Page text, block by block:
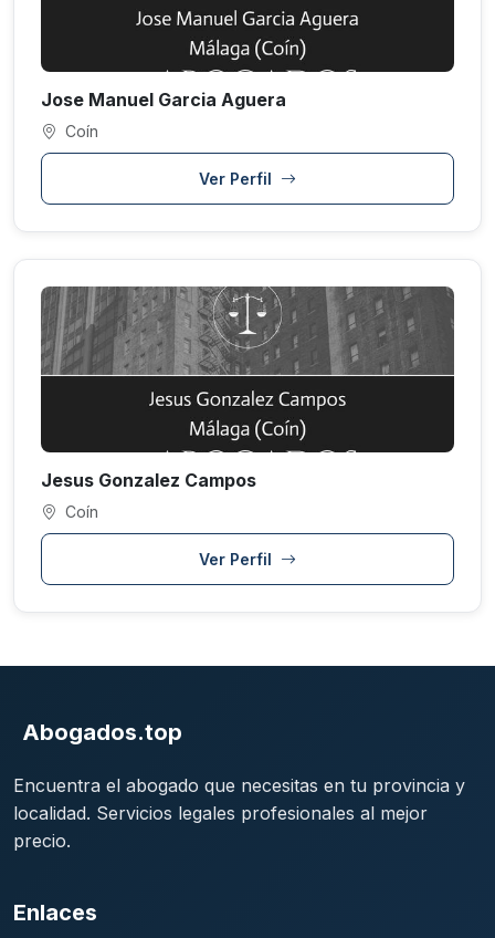
Jose Manuel Garcia Aguera
Coín
Ver Perfil
Jesus Gonzalez Campos
Coín
Ver Perfil
Abogados.top
Encuentra el abogado que necesitas en tu provincia y
localidad. Servicios legales profesionales al mejor
precio.
Enlaces